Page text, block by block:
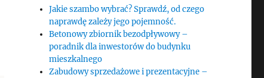
Jakie szambo wybrać? Sprawdź, od czego
naprawdę zależy jego pojemność.
Betonowy zbiornik bezodpływowy –
poradnik dla inwestorów do budynku
mieszkalnego
Zabudowy sprzedażowe i prezentacyjne –